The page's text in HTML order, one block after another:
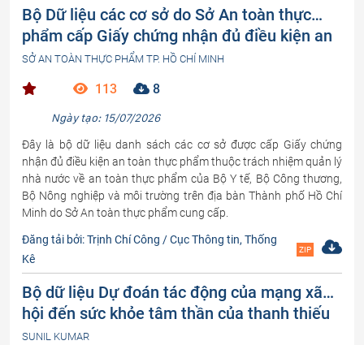
Bộ Dữ liệu các cơ sở do Sở An toàn thực
phẩm cấp Giấy chứng nhận đủ điều kiện an
toàn thực phẩm thuộc trách nhiệm quản lý
nhà nước về an toàn thực phẩm
SỞ AN TOÀN THỰC PHẨM TP. HỒ CHÍ MINH
113 8
Ngày tạo: 15/07/2026
Đây là bộ dữ liệu danh sách các cơ sở được cấp Giấy chứng
nhận đủ điều kiện an toàn thực phẩm thuộc trách nhiệm quản lý
nhà nước về an toàn thực phẩm của Bộ Y tế, Bộ Công thương,
Bộ Nông nghiệp và môi trường trên địa bàn Thành phố Hồ Chí
Minh do Sở An toàn thực phẩm cung cấp.
Đăng tải bởi: Trịnh Chí Công / Cục Thông tin, Thống
Kê
ZIP
Bộ dữ liệu Dự đoán tác động của mạng xã
hội đến sức khỏe tâm thần của thanh thiếu
niên
SUNIL KUMAR